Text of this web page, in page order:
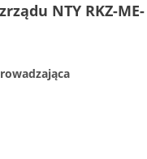
NTY RKZ-ME-